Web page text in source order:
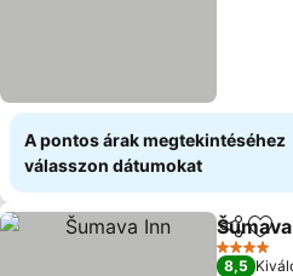
A pontos árak megtekintéséhez
válasszon dátumokat
4
8,5